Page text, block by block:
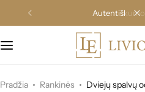
Pradžia Rankinės Dviejų spalvų